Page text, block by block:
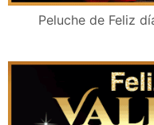
Peluche de Feliz